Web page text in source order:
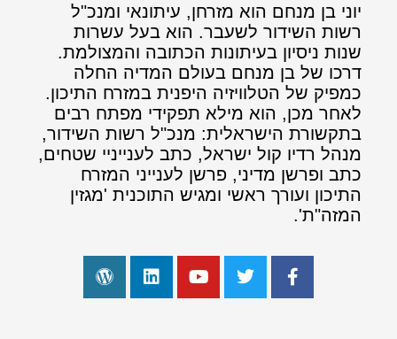
יוני בן מנחם הוא מזרחן, עיתונאי ומנכ"ל
רשות השידור לשעבר. הוא בעל עשרות
שנות ניסיון בעיתונות הכתובה והמצולמת.
דרכו של בן מנחם בעולם המדיה החלה
כמפיק של הטלוויזיה היפנית במזרח התיכון.
לאחר מכן, הוא מילא תפקידי מפתח רבים
בתקשורת הישראלית: מנכ"ל רשות השידור,
מנהל רדיו קול ישראל, כתב לענייניי שטחים,
כתב ופרשן מדיני, פרשן לענייני המזרח
התיכון ועורך ראשי ומגיש התוכנית 'מגזין
המזה"ת'.